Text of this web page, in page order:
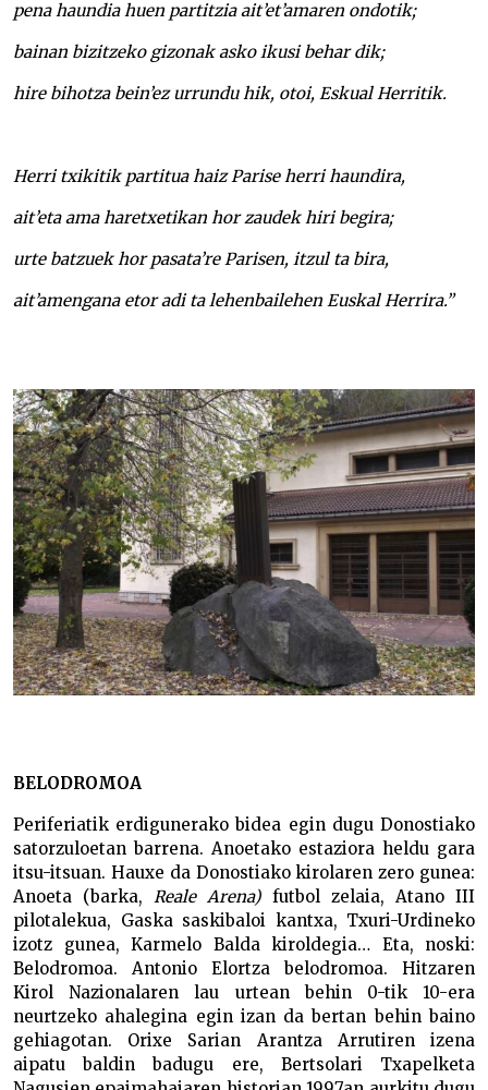
pena haundia huen partitzia ait’et’amaren ondotik;
bainan bizitzeko gizonak asko ikusi behar dik;
hire bihotza bein’ez urrundu hik, otoi, Eskual Herritik.
Herri txikitik partitua haiz Parise herri haundira,
ait’eta ama haretxetikan hor zaudek hiri begira;
urte batzuek hor pasata’re Parisen, itzul ta bira,
ait’amengana etor adi ta lehenbailehen Euskal Herrira.”
BELODROMOA
Periferiatik erdigunerako bidea egin dugu Donostiako
satorzuloetan barrena. Anoetako estaziora heldu gara
itsu-itsuan. Hauxe da Donostiako kirolaren zero gunea:
Anoeta (barka,Reale Arena)futbol zelaia, Atano III
pilotalekua, Gaska saskibaloi kantxa, Txuri-Urdineko
izotz gunea, Karmelo Balda kiroldegia… Eta, noski:
Belodromoa. Antonio Elortza belodromoa. Hitzaren
Kirol Nazionalaren lau urtean behin 0-tik 10-era
neurtzeko ahalegina egin izan da bertan behin baino
gehiagotan. Orixe Sarian Arantza Arrutiren izena
aipatu baldin badugu ere, Bertsolari Txapelketa